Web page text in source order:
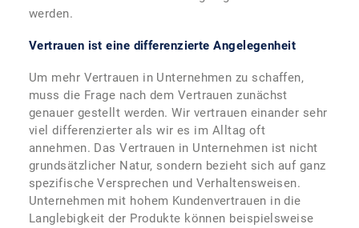
werden.
Vertrauen ist eine differenzierte Angelegenheit
Um mehr Vertrauen in Unternehmen zu schaffen,
muss die Frage nach dem Vertrauen zunächst
genauer gestellt werden. Wir vertrauen einander sehr
viel differenzierter als wir es im Alltag oft
annehmen. Das Vertrauen in Unternehmen ist nicht
grundsätzlicher Natur, sondern bezieht sich auf ganz
spezifische Versprechen und Verhaltensweisen.
Unternehmen mit hohem Kundenvertrauen in die
Langlebigkeit der Produkte können beispielsweise